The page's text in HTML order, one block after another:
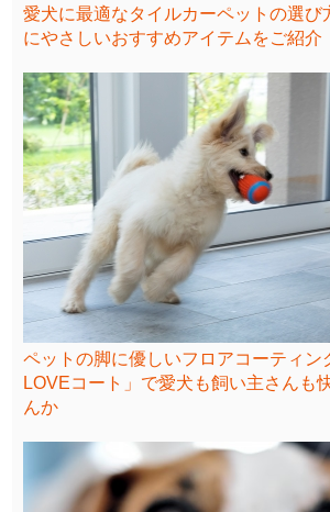
愛犬に最適なタイルカーペットの選び
にやさしいおすすめアイテムをご紹介
ペットの脚に優しいフロアコーティン
LOVEコート」で愛犬も飼い主さんも
んか